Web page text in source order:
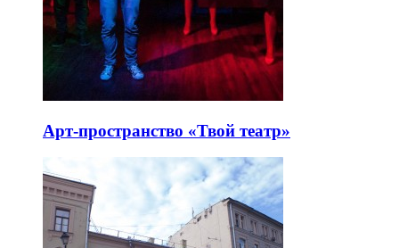
Арт-пространство «Твой театр»